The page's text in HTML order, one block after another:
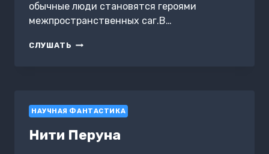
обычные люди становятся героями
межпространственных саг.В…
СЛУШАТЬ ПОРТАЛ
НАУЧНАЯ ФАНТАСТИКА
Нити Перуна